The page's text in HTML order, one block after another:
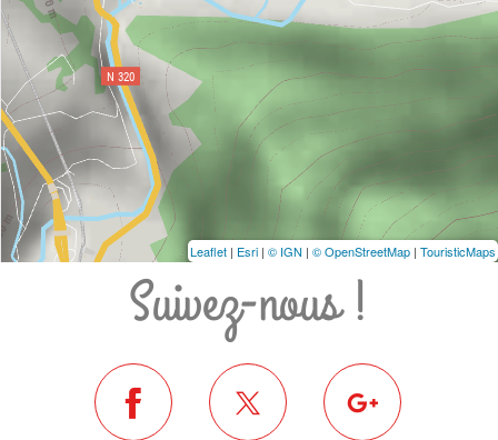
Leaflet | Esri | © IGN | © OpenStreetMap | TouristicMaps
Suivez-nous !